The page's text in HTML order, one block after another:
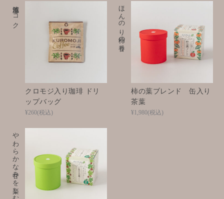
クロモジ入り珈琲 ドリ
ップバッグ
清涼感とコク
¥260(税込)
柿の葉ブレンド 缶入り
茶葉
ほんのり柿の香り
¥1,980(税込)
やわらかな甘みを楽しむ